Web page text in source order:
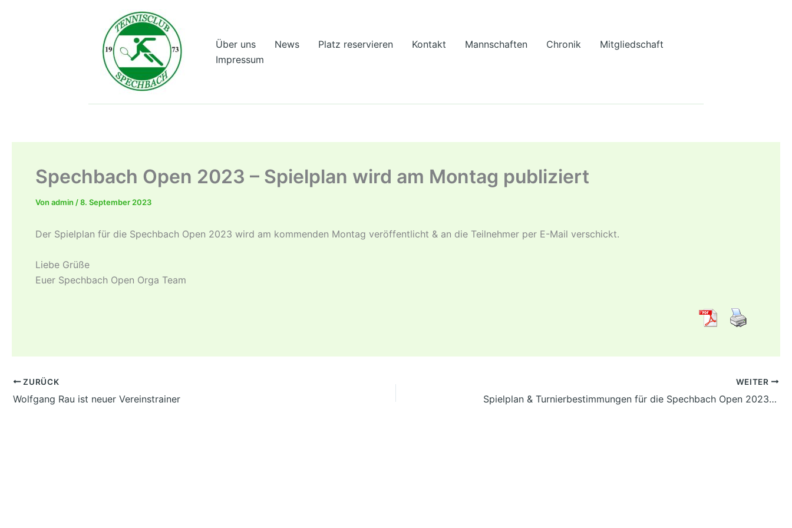
Über uns News Platz reservieren Kontakt Mannschaften Chronik
Mitgliedschaft
Impressum
Spechbach Open 2023 – Spielplan wird am Montag publiziert
Von admin /8. September 2023
Der Spielplan für die Spechbach Open 2023 wird am kommenden Montag veröffentlicht & an die Teilnehmer per E-Mail verschickt.
Liebe Grüße
Euer Spechbach Open Orga Team
ZURÜCK
Wolfgang Rau ist neuer Vereinstrainer
WEITER
Spielplan & Turnierbestimmungen für die Spechbach Open 2023 am 15. & 16.09.2023